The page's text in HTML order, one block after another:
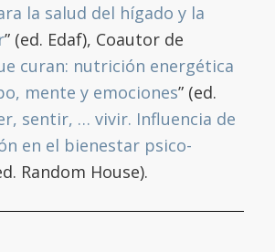
la salud del hígado y la
” (ed. Edaf), Coautor de
curan: nutrición energética
mente y emociones” (ed.
sentir, … vivir. Influencia de
en el bienestar psico-
Random House).